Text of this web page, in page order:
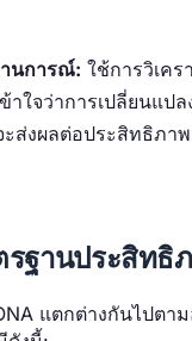
นการณ์: ใช้การวิเค
าใจว่าการเปลี่ยนแป
ส่งผลต่อประสิทธิภา
ฐานประสิทธิ
แตกต่างกันไปตา